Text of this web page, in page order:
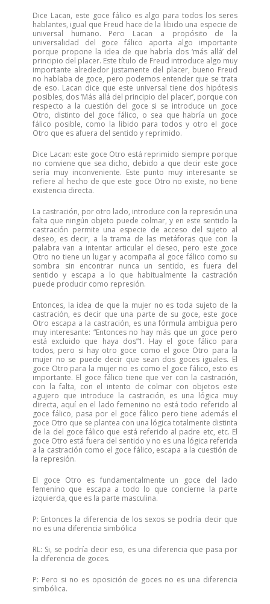
Dice Lacan, este goce fálico es algo para todos los seres
hablantes, igual que Freud hace de la libido una especie de
universal humano. Pero Lacan a propósito de la
universalidad del goce fálico aporta algo importante
porque propone la idea de que habría dos ‘más allá’ del
principio del placer. Este título de Freud introduce algo muy
importante alrededor justamente del placer, bueno Freud
no hablaba de goce, pero podemos entender que se trata
de eso. Lacan dice que este universal tiene dos hipótesis
posibles, dos ‘Más allá del principio del placer’, porque con
respecto a la cuestión del goce si se introduce un goce
Otro, distinto del goce fálico, o sea que habría un goce
fálico posible, como la libido para todos y otro el goce
Otro que es afuera del sentido y reprimido.
Dice Lacan: este goce Otro está reprimido siempre porque
no conviene que sea dicho, debido a que decir este goce
sería muy inconveniente. Este punto muy interesante se
refiere al hecho de que este goce Otro no existe, no tiene
existencia directa.
La castración, por otro lado, introduce con la represión una
falta que ningún objeto puede colmar, y en este sentido la
castración permite una especie de acceso del sujeto al
deseo, es decir, a la trama de las metáforas que con la
palabra van a intentar articular el deseo, pero este goce
Otro no tiene un lugar y acompaña al goce fálico como su
sombra sin encontrar nunca un sentido, es fuera del
sentido y escapa a lo que habitualmente la castración
puede producir como represión.
Entonces, la idea de que la mujer no es toda sujeto de la
castración, es decir que una parte de su goce, este goce
Otro escapa a la castración, es una fórmula ambigua pero
muy interesante: “Entonces no hay más que un goce pero
está excluido que haya dos”1. Hay el goce fálico para
todos, pero si hay otro goce como el goce Otro para la
mujer no se puede decir que sean dos goces iguales. El
goce Otro para la mujer no es como el goce fálico, esto es
importante. El goce fálico tiene que ver con la castración,
con la falta, con el intento de colmar con objetos este
agujero que introduce la castración, es una lógica muy
directa, aquí en el lado femenino no está todo referido al
goce fálico, pasa por el goce fálico pero tiene además el
goce Otro que se plantea con una lógica totalmente distinta
de la del goce fálico que está referido al padre etc, etc. El
goce Otro está fuera del sentido y no es una lógica referida
a la castración como el goce fálico, escapa a la cuestión de
la represión.
El goce Otro es fundamentalmente un goce del lado
femenino que escapa a todo lo que concierne la parte
izquierda, que es la parte masculina.
P: Entonces la diferencia de los sexos se podría decir que
no es una diferencia simbólica
RL: Si, se podría decir eso, es una diferencia que pasa por
la diferencia de goces.
P: Pero si no es oposición de goces no es una diferencia
simbólica.